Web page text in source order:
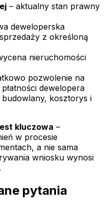
– aktualny stan prawny
deweloperska
sprzedaży z określoną
nieruchomości
pozwolenie na
dewelopera
kosztorys i
kluczowa –
w procesie
a nie sama
wniosku wynosi
.
pytania